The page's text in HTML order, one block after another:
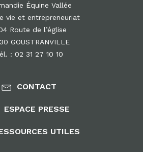
Équine Vallée
vie et entrepreneuriat
Route de l’église
GOUSTRANVILLE
: 02 31 27 10 10
CONTACT
ESPACE PRESSE
UTILES